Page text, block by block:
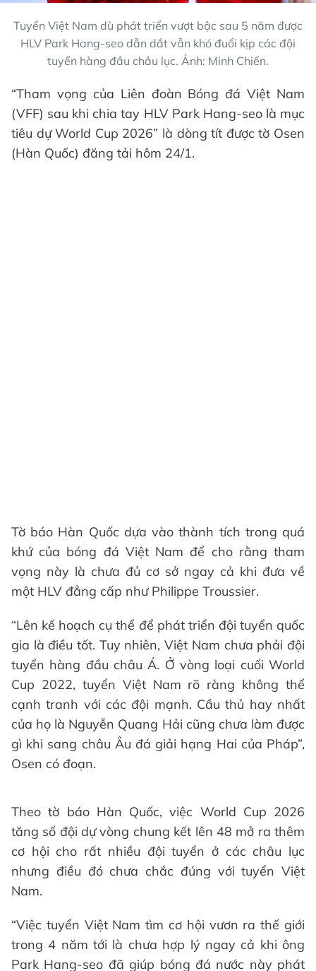
Tuyển Việt Nam dù phát triển vượt bậc sau 5 năm được
HLV Park Hang-seo dẫn dắt vẫn khó đuổi kịp các đội
tuyển hàng đầu châu lục. Ảnh: Minh Chiến.
“Tham vọng của Liên đoàn Bóng đá Việt Nam
(VFF) sau khi chia tay HLV Park Hang-seo là mục
tiêu dự World Cup 2026” là dòng tít được tờ Osen
(Hàn Quốc) đăng tải hôm 24/1.
Tờ báo Hàn Quốc dựa vào thành tích trong quá
khứ của bóng đá Việt Nam để cho rằng tham
vọng này là chưa đủ cơ sở ngay cả khi đưa về
một HLV đẳng cấp như Philippe Troussier.
“Lên kế hoạch cụ thể để phát triển đội tuyển quốc
gia là điều tốt. Tuy nhiên, Việt Nam chưa phải đội
tuyển hàng đầu châu Á. Ở vòng loại cuối World
Cup 2022, tuyển Việt Nam rõ ràng không thể
cạnh tranh với các đội mạnh. Cầu thủ hay nhất
của họ là Nguyễn Quang Hải cũng chưa làm được
gì khi sang châu Âu đá giải hạng Hai của Pháp”,
Osen có đoạn.
Theo tờ báo Hàn Quốc, việc World Cup 2026
tăng số đội dự vòng chung kết lên 48 mở ra thêm
cơ hội cho rất nhiều đội tuyển ở các châu lục
nhưng điều đó chưa chắc đúng với tuyển Việt
Nam.
“Việc tuyển Việt Nam tìm cơ hội vươn ra thế giới
trong 4 năm tới là chưa hợp lý ngay cả khi ông
Park Hang-seo đã giúp bóng đá nước này phát